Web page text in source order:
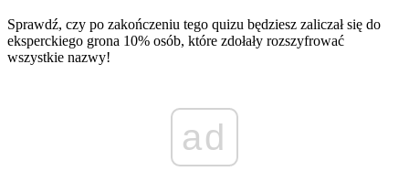
Sprawdź, czy po zakończeniu tego quizu będziesz zaliczał się do
eksperckiego grona 10% osób, które zdołały rozszyfrować
wszystkie nazwy!
ad